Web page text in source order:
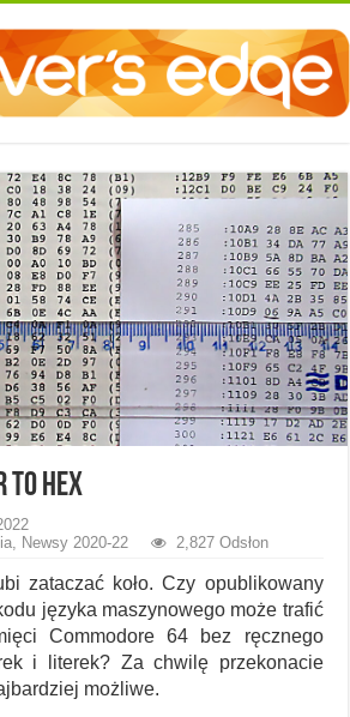
to HEX
Newsy 2020-22 2,827 Odsłon
zataczać koło. Czy opublikowany
języka maszynowego może trafić
Commodore 64 bez ręcznego
i literek? Za chwilę przekonacie
możliwe.